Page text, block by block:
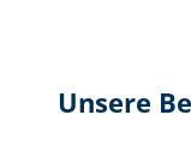
Unsere